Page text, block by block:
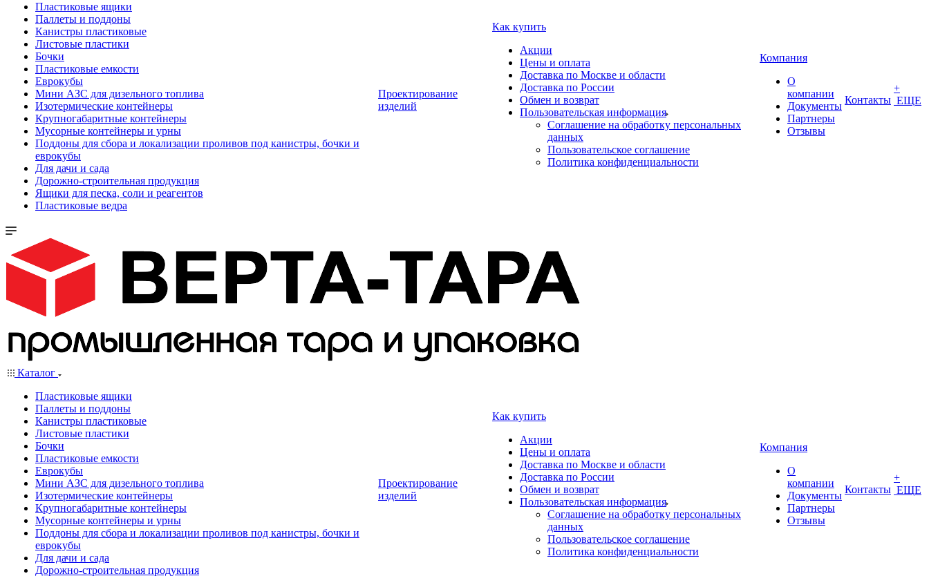
Пластиковые ящики
Паллеты и поддоны
Канистры пластиковые
Листовые пластики
Бочки
Пластиковые емкости
Еврокубы
Мини АЗС для дизельного топлива
Изотермические контейнеры
Крупногабаритные контейнеры
Мусорные контейнеры и урны
Поддоны для сбора и локализации проливов под канистры, бочки и
еврокубы
Для дачи и сада
Дорожно-строительная продукция
Ящики для песка, соли и реагентов
Пластиковые ведра
Проектирование
изделий
Как купить
Акции
Цены и оплата
Доставка по Москве и области
Доставка по России
Обмен и возврат
Пользовательская информация
Соглашение на обработку персональных
данных
Пользовательское соглашение
Политика конфиденциальности
Компания
О
компании
Документы
Партнеры
Отзывы
Контакты
+
ЕЩЕ
Каталог
Пластиковые ящики
Паллеты и поддоны
Канистры пластиковые
Листовые пластики
Бочки
Пластиковые емкости
Еврокубы
Мини АЗС для дизельного топлива
Изотермические контейнеры
Крупногабаритные контейнеры
Мусорные контейнеры и урны
Поддоны для сбора и локализации проливов под канистры, бочки и
еврокубы
Для дачи и сада
Дорожно-строительная продукция
Проектирование
изделий
Как купить
Акции
Цены и оплата
Доставка по Москве и области
Доставка по России
Обмен и возврат
Пользовательская информация
Соглашение на обработку персональных
данных
Пользовательское соглашение
Политика конфиденциальности
Компания
О
компании
Документы
Партнеры
Отзывы
Контакты
+
ЕЩЕ